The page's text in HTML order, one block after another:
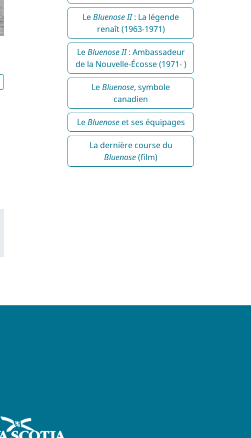
LeBluenose II: La légende
renaît (1963-1971)
LeBluenose II: Ambassadeur
de la Nouvelle-Écosse (1971- )
LeBluenose, symbole
canadien
LeBluenoseet ses équipages
La dernière course du
Bluenose(film)